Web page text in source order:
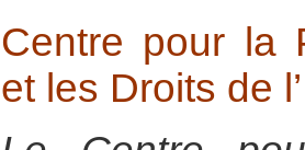
Centre pour la
et les Droits de